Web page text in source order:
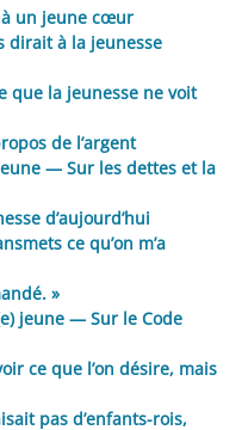
à un jeune cœur
dirait à la jeunesse
que la jeunesse ne voit
de l’argent
— Sur les dettes et la
d’aujourd’hui
ce qu’on m’a
»
jeune — Sur le Code
ce que l’on désire, mais
pas d’enfants-rois,